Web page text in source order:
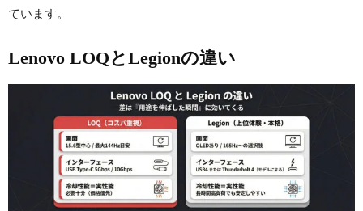
ています。
Lenovo LOQとLegionの違い